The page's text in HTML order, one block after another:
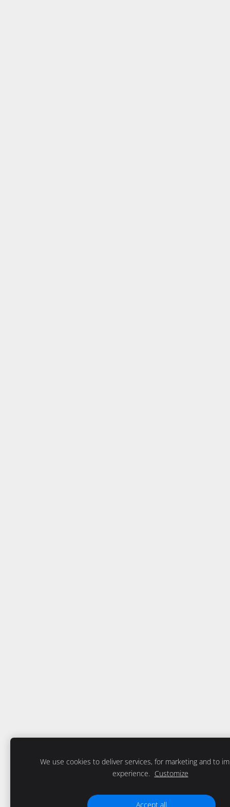
We use cookies to deliver services, for marketing and to
experience. Customize
Accept all